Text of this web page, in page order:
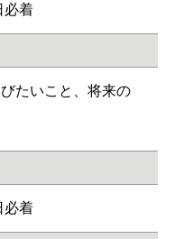
必着
たいこと、将来の
必着